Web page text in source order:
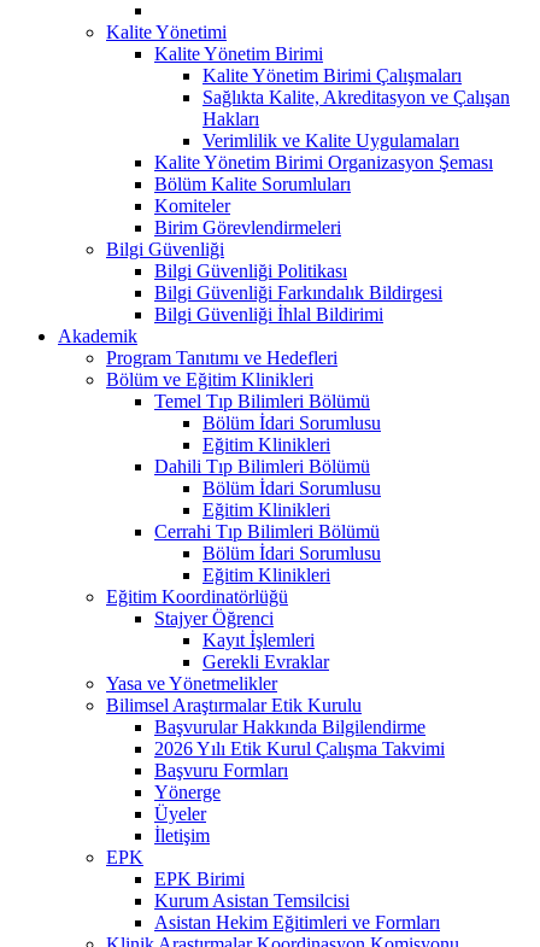
Kalite Yönetimi
Kalite Yönetim Birimi
Kalite Yönetim Birimi Çalışmaları
Sağlıkta Kalite, Akreditasyon ve Çalışan
Hakları
Verimlilik ve Kalite Uygulamaları
Kalite Yönetim Birimi Organizasyon Şeması
Bölüm Kalite Sorumluları
Komiteler
Birim Görevlendirmeleri
Bilgi Güvenliği
Bilgi Güvenliği Politikası
Bilgi Güvenliği Farkındalık Bildirgesi
Bilgi Güvenliği İhlal Bildirimi
Akademik
Program Tanıtımı ve Hedefleri
Bölüm ve Eğitim Klinikleri
Temel Tıp Bilimleri Bölümü
Bölüm İdari Sorumlusu
Eğitim Klinikleri
Dahili Tıp Bilimleri Bölümü
Bölüm İdari Sorumlusu
Eğitim Klinikleri
Cerrahi Tıp Bilimleri Bölümü
Bölüm İdari Sorumlusu
Eğitim Klinikleri
Eğitim Koordinatörlüğü
Stajyer Öğrenci
Kayıt İşlemleri
Gerekli Evraklar
Yasa ve Yönetmelikler
Bilimsel Araştırmalar Etik Kurulu
Başvurular Hakkında Bilgilendirme
2026 Yılı Etik Kurul Çalışma Takvimi
Başvuru Formları
Yönerge
Üyeler
İletişim
EPK
EPK Birimi
Kurum Asistan Temsilcisi
Asistan Hekim Eğitimleri ve Formları